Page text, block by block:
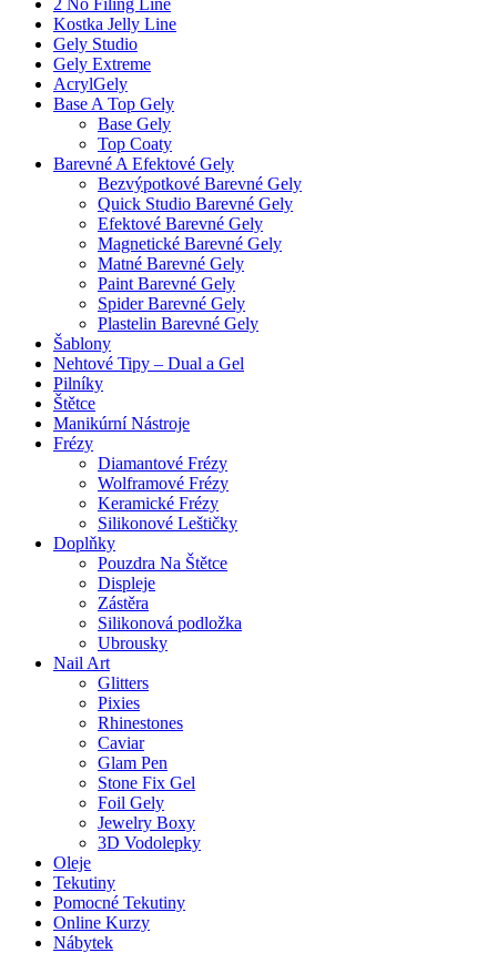
2 No Filing Line
Kostka Jelly Line
Gely Studio
Gely Extreme
AcrylGely
Base A Top Gely
Base Gely
Top Coaty
Barevné A Efektové Gely
Bezvýpotkové Barevné Gely
Quick Studio Barevné Gely
Efektové Barevné Gely
Magnetické Barevné Gely
Matné Barevné Gely
Paint Barevné Gely
Spider Barevné Gely
Plastelin Barevné Gely
Šablony
Nehtové Tipy – Dual a Gel
Pilníky
Štětce
Manikúrní Nástroje
Frézy
Diamantové Frézy
Wolframové Frézy
Keramické Frézy
Silikonové Leštičky
Doplňky
Pouzdra Na Štětce
Displeje
Zástěra
Silikonová podložka
Ubrousky
Nail Art
Glitters
Pixies
Rhinestones
Caviar
Glam Pen
Stone Fix Gel
Foil Gely
Jewelry Boxy
3D Vodolepky
Oleje
Tekutiny
Pomocné Tekutiny
Online Kurzy
Nábytek